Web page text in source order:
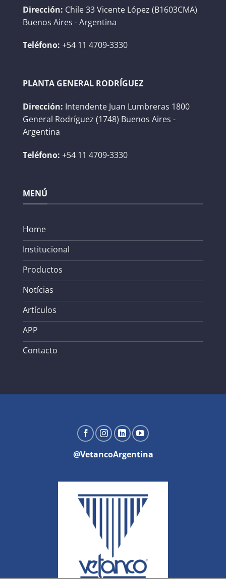
Dirección: Chile 33 Vicente López (B1603CMA)
Buenos Aires - Argentina
Teléfono: +54 11 4709-3330
PLANTA GENERAL RODRÍGUEZ
Dirección: Intendente Juan Lumbreras 1800
General Rodríguez (1748) Buenos Aires -
Argentina
Teléfono: +54 11 4709-3330
MENÚ
Home
Institucional
Productos
Notícias
Artículos
APP
Contacto
@VetancoArgentina